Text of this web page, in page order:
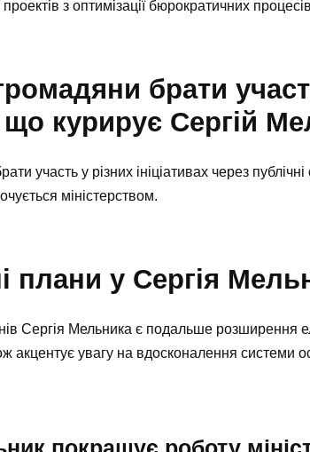
проектів з оптимізації бюрократичних
брати
що курирує Сергій
участь у різних ініціативах через
міністерством.
плани у Сергія
Сергія Мельника є подальше розширення
акцентує увагу на вдосконалення системи